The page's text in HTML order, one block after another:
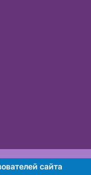
сайта